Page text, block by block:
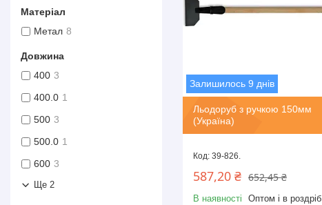
Залишилось 9 днів
Льодоруб з ручкою 150мм
(Україна)
39-826.
652,45 ₴
587,20 ₴
В наявності Оптом і в роздріб
Матеріал
Метал 8
Довжина
400 3
400.0 1
500 3
500.0 1
600 3
Ще 2